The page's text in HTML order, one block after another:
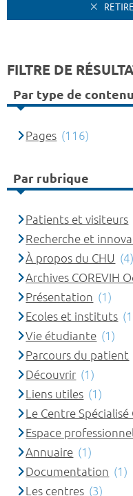
FILTRE DE
Par type de contenu
Pages (116)
Par rubrique
Patients et visiteurs
Recherche et
À propos du CHU (4)
Archives COREVIH
Présentation (1)
Ecoles et instituts
Vie étudiante (1)
Parcours du patient
Découvrir (1)
Liens utiles (1)
Le Centre Spécialisé
Espace
Annuaire (1)
Documentation (1)
Les centres (3)